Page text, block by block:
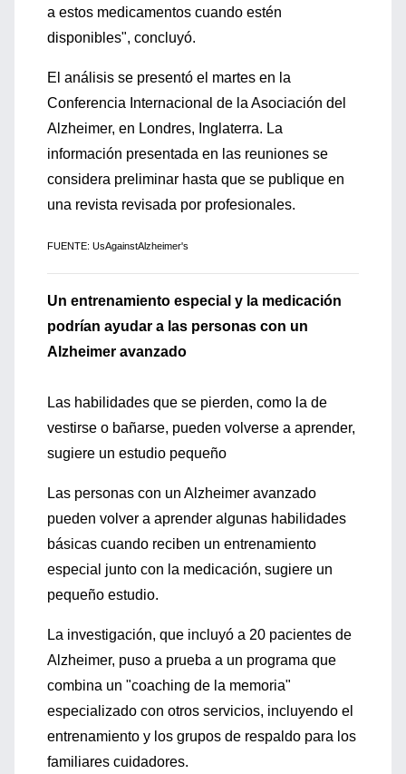
a estos medicamentos cuando estén
disponibles", concluyó.
El análisis se presentó el martes en la
Conferencia Internacional de la Asociación del
Alzheimer, en Londres, Inglaterra. La
información presentada en las reuniones se
considera preliminar hasta que se publique en
una revista revisada por profesionales.
FUENTE: UsAgainstAlzheimer's
Un entrenamiento especial y la medicación
podrían ayudar a las personas con un
Alzheimer avanzado
Las habilidades que se pierden, como la de
vestirse o bañarse, pueden volverse a aprender,
sugiere un estudio pequeño
Las personas con un Alzheimer avanzado
pueden volver a aprender algunas habilidades
básicas cuando reciben un entrenamiento
especial junto con la medicación, sugiere un
pequeño estudio.
La investigación, que incluyó a 20 pacientes de
Alzheimer, puso a prueba a un programa que
combina un "coaching de la memoria"
especializado con otros servicios, incluyendo el
entrenamiento y los grupos de respaldo para los
familiares cuidadores.